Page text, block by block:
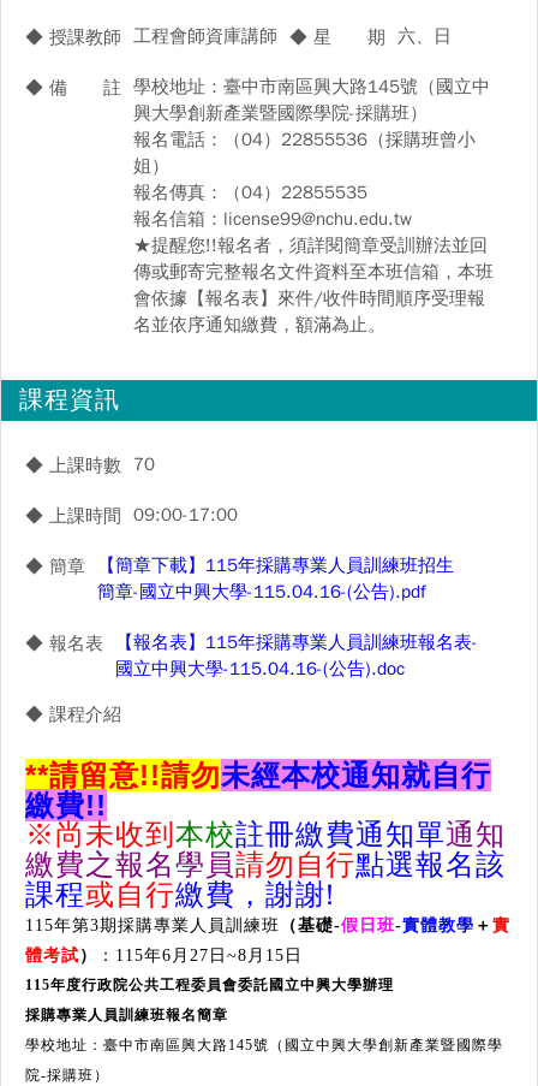
◆ 授課教師 工程會師資庫講師 ◆ 星 期 六、日
◆ 備 註
學校地址：臺中市南區興大路145號（國立中
興大學創新產業暨國際學院-採購班）
報名電話：（04）22855536（採購班曾小
姐）
報名傳真：（04）22855535
報名信箱：license99@nchu.edu.tw
★提醒您!!報名者，須詳閱簡章受訓辦法並回
傳或郵寄完整報名文件資料至本班信箱，本班
會依據【報名表】來件/收件時間順序受理報
名並依序通知繳費，額滿為止。
課程資訊
◆ 上課時數 70
◆ 上課時間 09:00-17:00
◆ 簡章
【簡章下載】115年採購專業人員訓練班招生
簡章-國立中興大學-115.04.16-(公告).pdf
◆ 報名表
【報名表】115年採購專業人員訓練班報名表-
國立中興大學-115.04.16-(公告).doc
◆ 課程介紹
**請留意!!請勿未經本校通知就自行
繳費!!
※尚未收到 本校註冊繳費通知單通知
繳費之報名學員請勿自行點選報名該
課程或自行繳費，謝謝!
115年第3期採購專業人員訓練班 （基礎-假日班-實體教學 ＋ 實
體考試 ） ：115年6月27日~8月15日
115年度行政院公共工程委員會委託國立中興大學辦理
採購專業人員訓練班報名簡章
學校地址：臺中市南區興大路145號（國立中興大學創新產業暨國際學
院-採購班）